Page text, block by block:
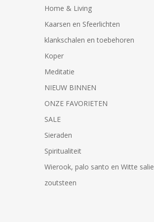
Home & Living
Kaarsen en Sfeerlichten
klankschalen en toebehoren
Koper
Meditatie
NIEUW BINNEN
ONZE FAVORIETEN
SALE
Sieraden
Spiritualiteit
Wierook, palo santo en Witte salie
zoutsteen